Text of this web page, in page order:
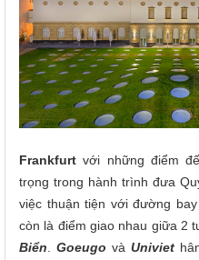
Frankfurt với những điểm
trọng trong hành trình đưa
việc thuận tiện với đường
còn là điểm giao nhau giữa 2
Biển
Goeugo và Univiet